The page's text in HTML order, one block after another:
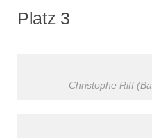
Platz 3
Christophe Riff